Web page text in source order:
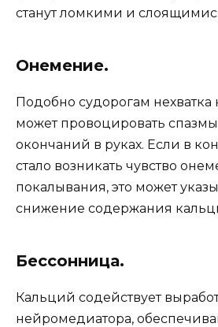
станут ломкими и
Онемение.
Подобно судорогам нехватка
может провоцировать
окончаний в руках. Если в
стало возникать чувство
покалывания, это может
снижение содержания
Бессонница.
Кальций содействует
нейромедиатора,